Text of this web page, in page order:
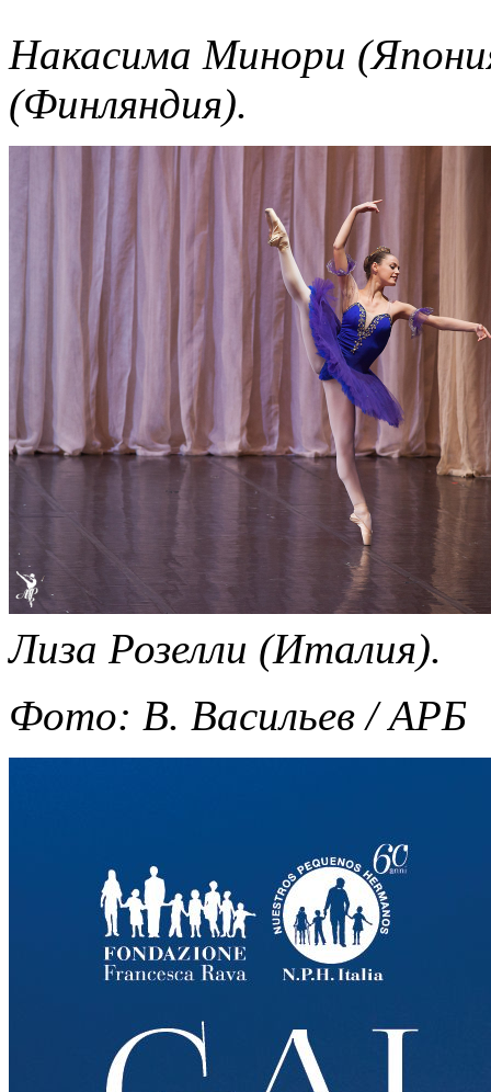
Накасима Минори
(Финляндия).
Лиза Розелли (Италия).
Фото: В. Васильев / АРБ